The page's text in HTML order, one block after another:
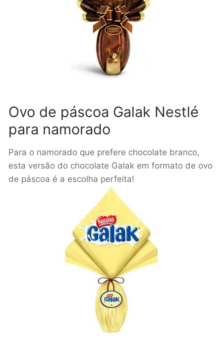
Ovo de páscoa Galak Nestlé
para namorado
Para o namorado que prefere chocolate branco,
esta versão do chocolate Galak em formato de ovo
de páscoa é a escolha perfeita!